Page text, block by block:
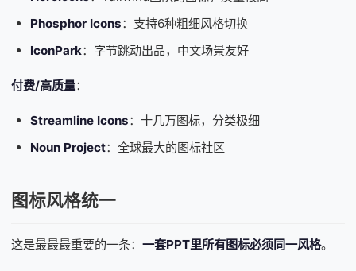
Phosphor Icons：支持6种粗细风格切换
IconPark：字节跳动出品，中文场景友好
付费/高质量：
Streamline Icons：十几万图标，分类极细
Noun Project：全球最大的图标社区
图标风格统一
这是最最最重要的一条： 一套PPT里所有图标必须同一风格。